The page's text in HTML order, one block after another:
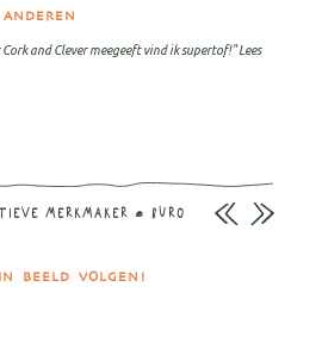
and Clever meegeeft vind ik supertof!"Lees
MERKMAKER @ BURO
BEELD VOLGEN!